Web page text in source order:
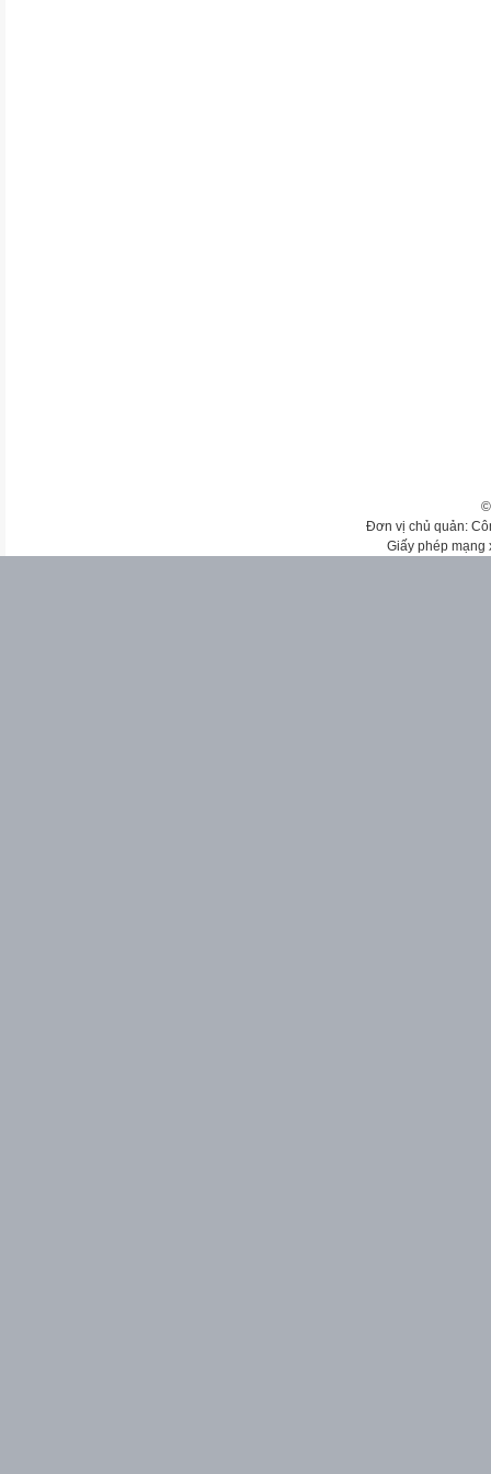
Đơn vị chủ quản:
Giấy phép mạng